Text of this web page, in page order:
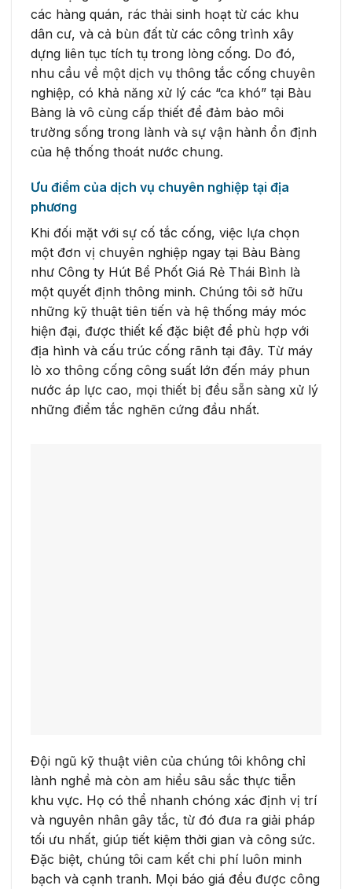
các hàng quán, rác thải sinh hoạt từ các khu
dân cư, và cả bùn đất từ các công trình xây
dựng liên tục tích tụ trong lòng cống. Do đó,
nhu cầu về một dịch vụ thông tắc cống chuyên
nghiệp, có khả năng xử lý các “ca khó” tại Bàu
Bàng là vô cùng cấp thiết để đảm bảo môi
trường sống trong lành và sự vận hành ổn định
của hệ thống thoát nước chung.
Ưu điểm của dịch vụ chuyên nghiệp tại địa
phương
Khi đối mặt với sự cố tắc cống, việc lựa chọn
một đơn vị chuyên nghiệp ngay tại Bàu Bàng
như Công ty Hút Bể Phốt Giá Rẻ Thái Bình là
một quyết định thông minh. Chúng tôi sở hữu
những kỹ thuật tiên tiến và hệ thống máy móc
hiện đại, được thiết kế đặc biệt để phù hợp với
địa hình và cấu trúc cống rãnh tại đây. Từ máy
lò xo thông cống công suất lớn đến máy phun
nước áp lực cao, mọi thiết bị đều sẵn sàng xử lý
những điểm tắc nghẽn cứng đầu nhất.
Đội ngũ kỹ thuật viên của chúng tôi không chỉ
lành nghề mà còn am hiểu sâu sắc thực tiễn
khu vực. Họ có thể nhanh chóng xác định vị trí
và nguyên nhân gây tắc, từ đó đưa ra giải pháp
tối ưu nhất, giúp tiết kiệm thời gian và công sức.
Đặc biệt, chúng tôi cam kết chi phí luôn minh
bạch và cạnh tranh. Mọi báo giá đều được công